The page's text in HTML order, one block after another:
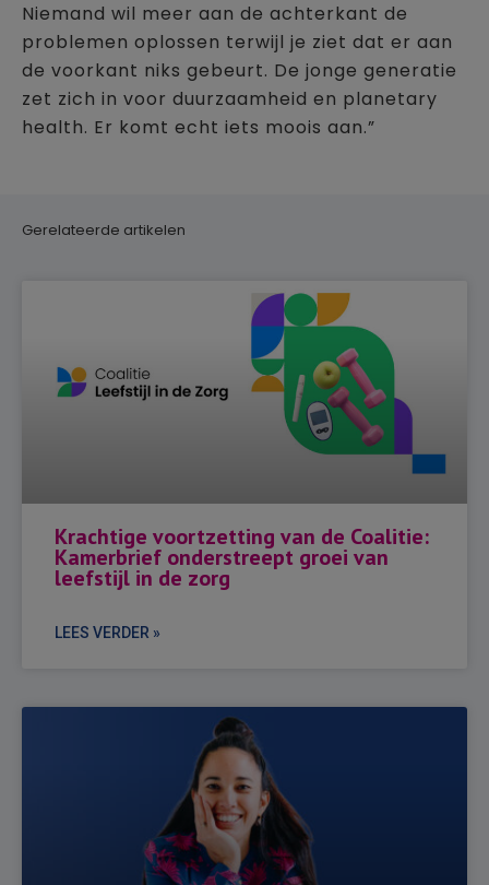
Niemand wil meer aan de achterkant de
problemen oplossen terwijl je ziet dat er aan
de voorkant niks gebeurt. De jonge generatie
zet zich in voor duurzaamheid en planetary
health. Er komt echt iets moois aan.”
Gerelateerde artikelen
Krachtige voortzetting van de Coalitie:
Kamerbrief onderstreept groei van
leefstijl in de zorg
LEES VERDER »